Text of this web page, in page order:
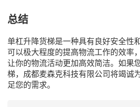
总结
单杠升降货梯是一种具有良好安全性
可以极大程度的提高物流工作的效率
让你的物流活动更加高效简洁。如果
梯，成都麦森克科技有限公司将竭诚
足您的需求。